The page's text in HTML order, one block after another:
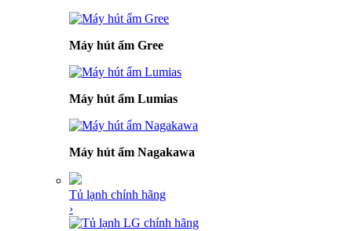
Máy hút ẩm Gree
Máy hút ẩm Lumias
Máy hút ẩm Nagakawa
Tủ lạnh chính hãng
›